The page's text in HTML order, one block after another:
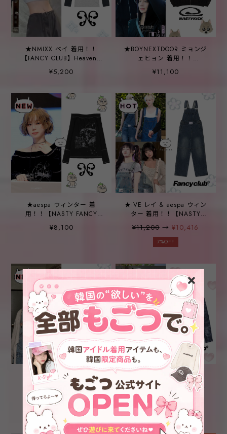
★NMIXX ベイ 着用！！
【FANCY CLUB】Heavenly
off-shoulder long sleeve
¥5,200
★BOYNEXTDOOR ミョンジ
ェヒョン 着用！！
【NASTYKICK】Waffle
Stud Hood Zip-Up (Black)
¥11,100
★aespa ウィンター 着
用！！【NASTY FANCY
CLUB】パール ローズ オフ
ショルダー
¥8,100
★IVE レイ & aespa ウィン
ター 着用！！【NASTY
FANCY CLUB】[NF] YOUTH
DENIM OVERALL (DARK
BLUE)
¥11,200→ ¥10,416
7%OFF
★IVE レイ 着用！！
【NASTY FANCY CLUB】
[NF] YOUTH DENIM
OVERALL (DARK BLUE)
¥11,200
在庫少なめ！★aespa ウィ
ンター 着用！！【NASTY
FANCY CLUB】DENIM SEE-
THROUGH WASHING
COWL HOODIE (BLUE)
¥9,100
SOLD OUT